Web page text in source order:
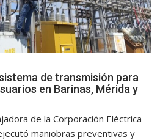
de transmisión para
en Barinas, Mérida y
de la Corporación Eléctrica
maniobras preventivas y